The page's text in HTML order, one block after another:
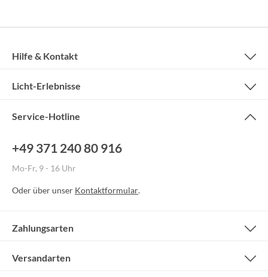
Service-Hotline
+49 371 240 80 916
Mo-Fr, 9 - 16 Uhr
Oder über unser Kontaktformular.
Hilfe & Kontakt
Licht-Erlebnisse
Zahlungsarten
Versandarten